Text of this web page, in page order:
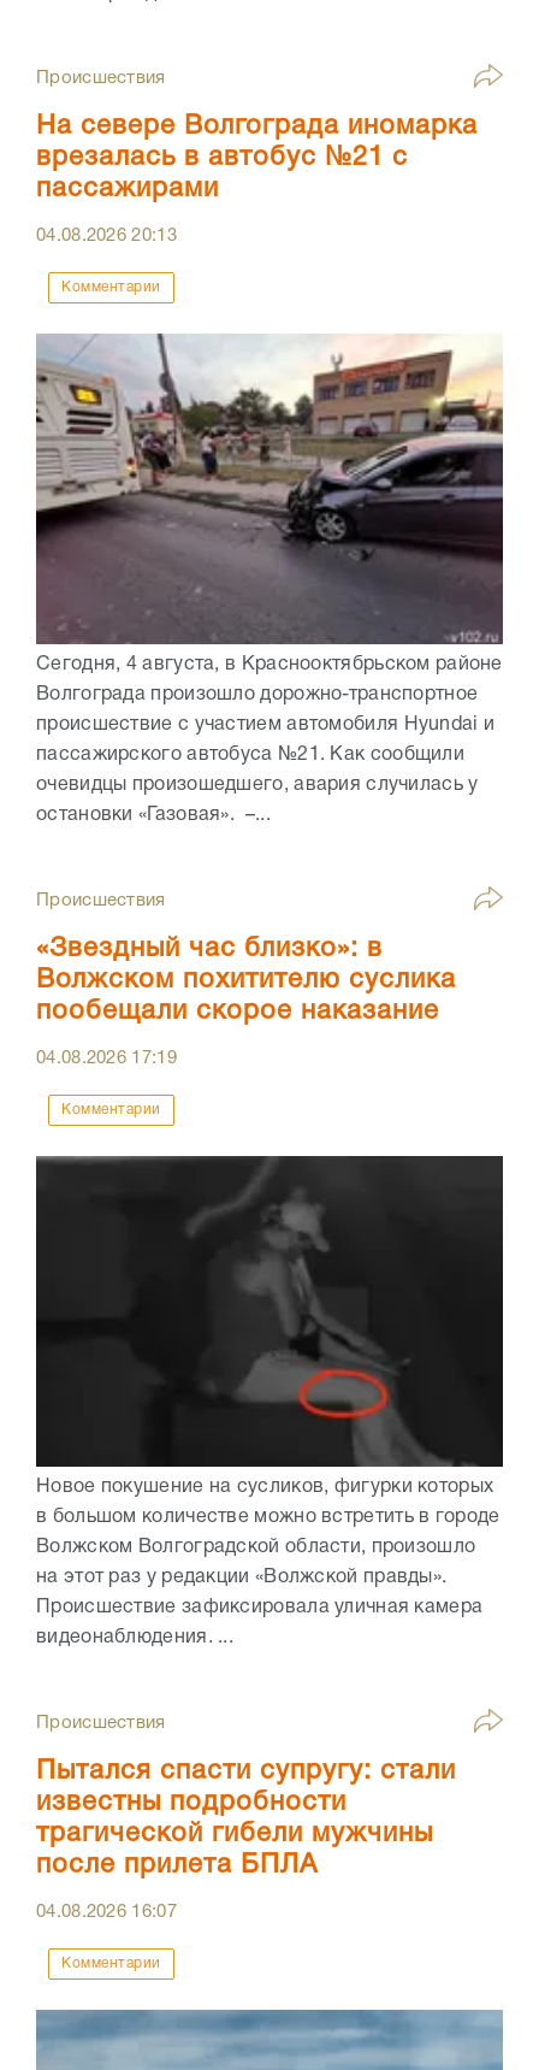
Происшествия
На севере Волгограда иномарка
врезалась в автобус №21 с
пассажирами
04.08.202620:13
Комментарии
Сегодня, 4 августа, в Краснооктябрьском районе
Волгограда произошло дорожно-транспортное
происшествие с участием автомобиля Hyundai и
пассажирского автобуса №21. Как сообщили
очевидцы произошедшего, авария случилась у
остановки «Газовая». –...
Происшествия
«Звездный час близко»: в
Волжском похитителю суслика
пообещали скорое наказание
04.08.2026 17:19
Комментарии
Новое покушение на сусликов, фигурки которых
в большом количестве можно встретить в городе
Волжском Волгоградской области, произошло
на этот раз у редакции «Волжской правды».
Происшествие зафиксировала уличная камера
видеонаблюдения. ...
Происшествия
Пытался спасти супругу: стали
известны подробности
трагической гибели мужчины
после прилета БПЛА
04.08.2026 16:07
Комментарии